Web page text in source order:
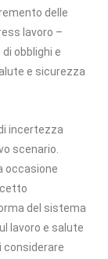
delle
lavoro –
obblighi e
e sicurezza
incertezza
scenario.
occasione
del sistema
lavoro e salute
considerare